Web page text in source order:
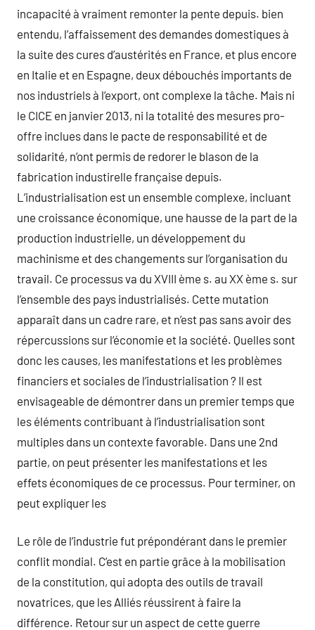
incapacité à vraiment remonter la pente depuis. bien
entendu, l’affaissement des demandes domestiques à
la suite des cures d’austérités en France, et plus encore
en Italie et en Espagne, deux débouchés importants de
nos industriels à l’export, ont complexe la tâche. Mais ni
le CICE en janvier 2013, ni la totalité des mesures pro-
offre inclues dans le pacte de responsabilité et de
solidarité, n’ont permis de redorer le blason de la
fabrication industirelle française depuis.
L’industrialisation est un ensemble complexe, incluant
une croissance économique, une hausse de la part de la
production industrielle, un développement du
machinisme et des changements sur l’organisation du
travail. Ce processus va du XVIII ème s. au XX ème s. sur
l’ensemble des pays industrialisés. Cette mutation
apparaît dans un cadre rare, et n’est pas sans avoir des
répercussions sur l’économie et la société. Quelles sont
donc les causes, les manifestations et les problèmes
financiers et sociales de l’industrialisation ? Il est
envisageable de démontrer dans un premier temps que
les éléments contribuant à l’industrialisation sont
multiples dans un contexte favorable. Dans une 2nd
partie, on peut présenter les manifestations et les
effets économiques de ce processus. Pour terminer, on
peut expliquer les
Le rôle de l’industrie fut prépondérant dans le premier
conflit mondial. C’est en partie grâce à la mobilisation
de la constitution, qui adopta des outils de travail
novatrices, que les Alliés réussirent à faire la
différence. Retour sur un aspect de cette guerre